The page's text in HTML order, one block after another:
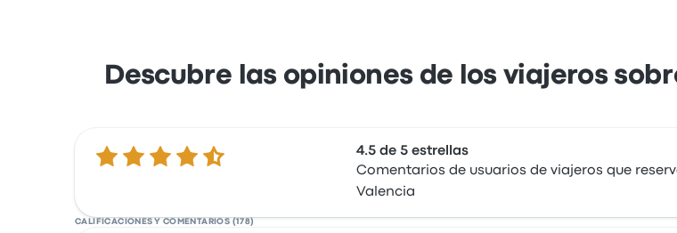
Descubre las opiniones de los viajeros
4.5 de 5 estrellas
4.5 de 5 estrellas
Comentarios de usuarios de viajeros que
Valencia
CALIFICACIONES Y COMENTARIOS (178)